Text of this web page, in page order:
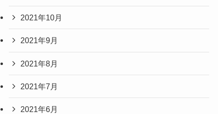
2021年10月
2021年9月
2021年8月
2021年7月
2021年6月